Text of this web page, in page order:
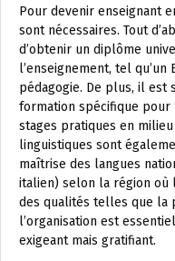
Pour devenir enseignant
sont nécessaires. Tout
d’obtenir un diplôme
l’enseignement, tel
pédagogie. De plus, il est
formation spécifique pour
stages pratiques en
linguistiques sont
maîtrise des langues
italien) selon la région où
des qualités telles que la
l’organisation est
exigeant mais gratifiant.